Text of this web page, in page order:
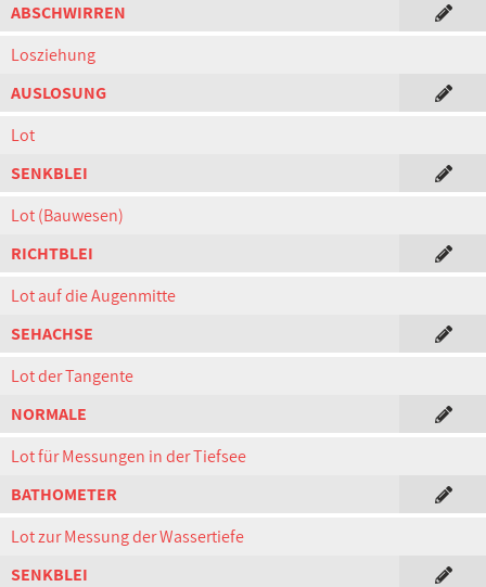
ABSCHWIRREN
Losziehung
AUSLOSUNG
Lot
SENKBLEI
Lot (Bauwesen)
RICHTBLEI
Lot auf die Augenmitte
SEHACHSE
Lot der Tangente
NORMALE
Lot für Messungen in der Tiefsee
BATHOMETER
Lot zur Messung der Wassertiefe
SENKBLEI